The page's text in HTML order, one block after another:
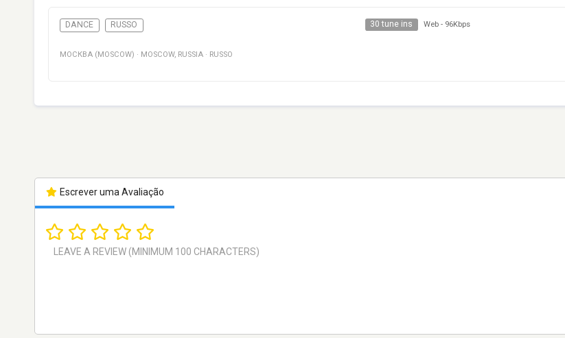
DANCE RUSSO 30 tune ins Web - 96Kbps
МОСКВА (MOSCOW) · MOSCOW, RUSSIA · RUSSO
Escrever uma Avaliação